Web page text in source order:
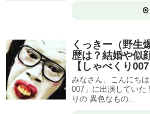
くっきー（野生
歴は？結婚や似
【しゃべくり007
みなさん、こんにち
007」に出演していた
りの 異色なもの...